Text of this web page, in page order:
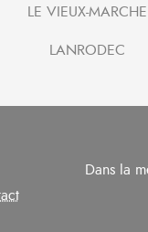
LE VIEUX-MARCHE
LANRODEC
Dans la